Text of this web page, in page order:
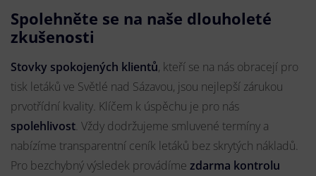
Spolehněte se na naše dlouholeté
zkušenosti
Stovky spokojených klientů, kteří se na nás obracejí pro
tisk letáků ve Světlé nad Sázavou, jsou nejlepší zárukou
prvotřídní kvality. Klíčem k úspěchu je pro nás
spolehlivost. Vždy dodržujeme smluvené termíny a
nabízíme transparentní ceník letáků bez skrytých nákladů.
Pro bezchybný výsledek provádíme zdarma kontrolu